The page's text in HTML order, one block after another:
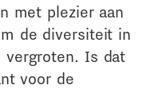
met plezier aan
de diversiteit in
vergroten. Is dat
voor de